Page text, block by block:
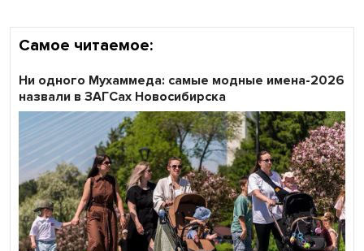
Самое читаемое:
Ни одного Мухаммеда: самые модные имена-2026
назвали в ЗАГСах Новосибирска